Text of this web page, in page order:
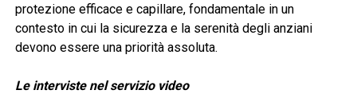
protezione efficace e capillare, fondamentale in un
contesto in cui la sicurezza e la serenità degli anziani
devono essere una priorità assoluta.
Le interviste nel servizio video